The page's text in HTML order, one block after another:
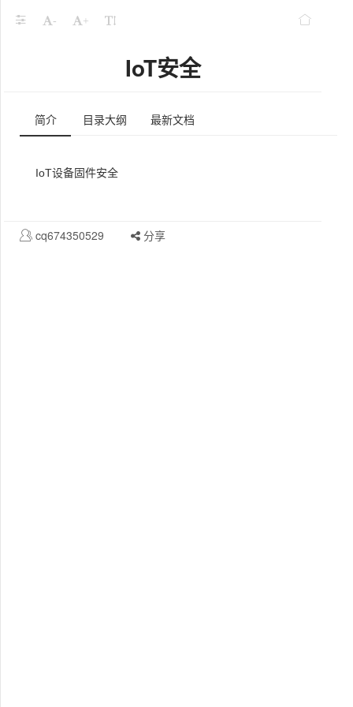
- +
IoT安全
简介 目录大纲 最新文档
IoT设备固件安全
cq674350529 分享